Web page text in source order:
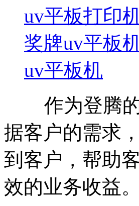
uv平板打印
奖牌uv平板
uv平板机
作为登腾的
据客户的需求
到客户，帮助
效的业务收益。